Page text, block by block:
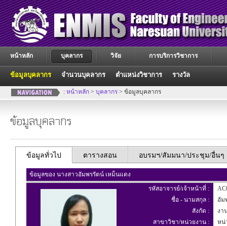
หน้าหลัก บุคลากร
ข้อมูลบุคลากร จำนวนบุคลากร ตำแหน่งวิชาการ รางวัล
วิจัย การบริการวิชาการ
: หน้าหลัก > บุคลากร > ข้อมูลบุคลากร
ข้อมูลบุคลากร
ข้อมูลทั่วไป ตารางสอน อบรมฯ/สัมมนา/ประชุม/อื่นๆ
ข้อมูลของ นางสาวอัมพรรัตน์ เหม็นแดง
รหัสอาจารย์/เจ้าหน้าที่ :
ชื่อ - นามสกุล :
อัม
สังกัด :
งา
สาขาวิชา/หน่วยงาน :
หน่